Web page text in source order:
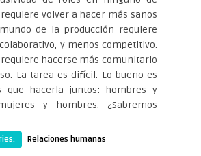
volver a hacer más sanos
de la producción requiere
y menos competitivo.
requiere hacerse más comunitario
La tarea es difícil. Lo bueno es
que hacerla juntos: hombres y
y hombres. ¿Sabremos
Relaciones humanas